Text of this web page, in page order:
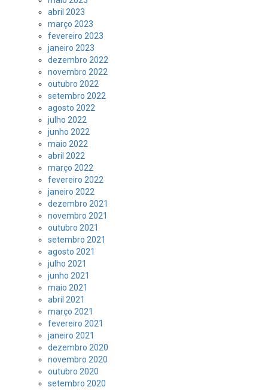
abril 2023
março 2023
fevereiro 2023
janeiro 2023
dezembro 2022
novembro 2022
outubro 2022
setembro 2022
agosto 2022
julho 2022
junho 2022
maio 2022
abril 2022
março 2022
fevereiro 2022
janeiro 2022
dezembro 2021
novembro 2021
outubro 2021
setembro 2021
agosto 2021
julho 2021
junho 2021
maio 2021
abril 2021
março 2021
fevereiro 2021
janeiro 2021
dezembro 2020
novembro 2020
outubro 2020
setembro 2020